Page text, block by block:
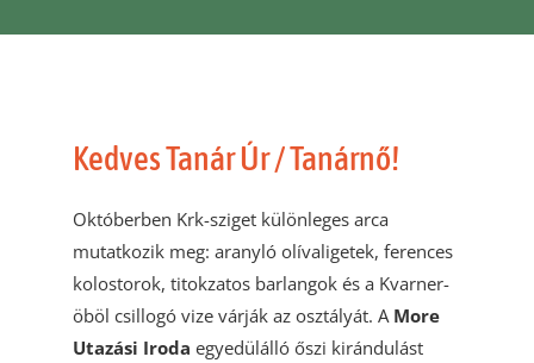
Kedves Tanár Úr / Tanárnő!
Októberben Krk-sziget különleges arca
mutatkozik meg: aranyló olívaligetek, ferences
kolostorok, titokzatos barlangok és a Kvarner-
öböl csillogó vize várják az osztályát. A More
Utazási Iroda egyedülálló őszi kirándulást